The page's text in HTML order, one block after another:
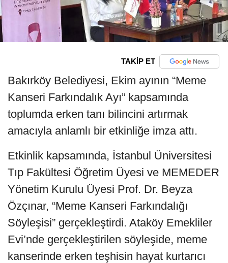
TAKİP ET
Bakırköy Belediyesi, Ekim ayının “Meme
Kanseri Farkındalık Ayı” kapsamında
toplumda erken tanı bilincini artırmak
amacıyla anlamlı bir etkinliğe imza attı.
Etkinlik kapsamında, İstanbul Üniversitesi
Tıp Fakültesi Öğretim Üyesi ve MEMEDER
Yönetim Kurulu Üyesi Prof. Dr. Beyza
Özçınar, “Meme Kanseri Farkındalığı
Söyleşisi” gerçekleştirdi. Ataköy Emekliler
Evi’nde gerçekleştirilen söyleşide, meme
kanserinde erken teşhisin hayat kurtarıcı